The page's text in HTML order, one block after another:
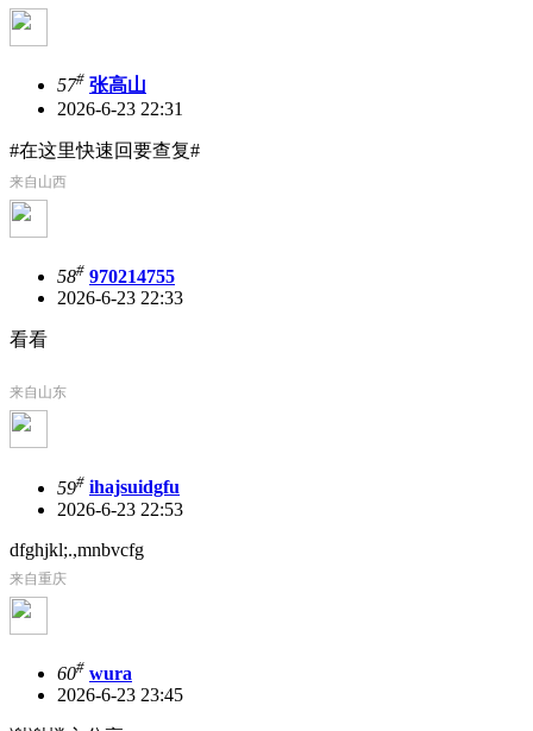
57# 张高山
2026-6-23 22:31
#在这里快速回要查复#
来自山西
58# 970214755
2026-6-23 22:33
看看
来自山东
59# ihajsuidgfu
2026-6-23 22:53
dfghjkl;.,mnbvcfg
来自重庆
60# wura
2026-6-23 23:45